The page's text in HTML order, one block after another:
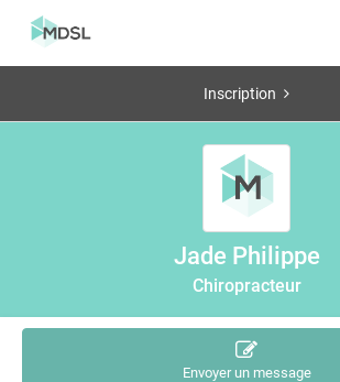
Inscription
Jade Philippe
Chiropracteur
Envoyer un message